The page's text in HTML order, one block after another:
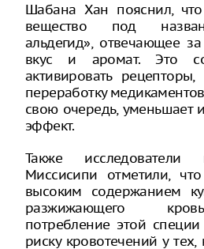
Шабана Хан пояснил,
вещество под
альдегид», отвечающее
вкус и аромат. Это
активировать
переработку
свою очередь, уменьшает
эффект.
Также исследователи
Миссисипи отметили,
высоким содержанием
разжижающего
потребление этой
риску кровотечений у